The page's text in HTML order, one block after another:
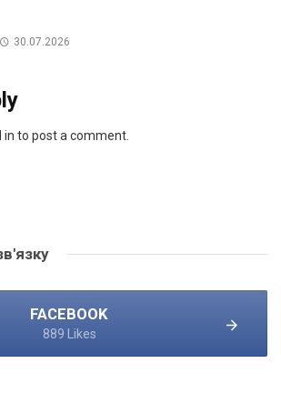
30.07.2026
to post a comment.
FACEBOOK
889 Likes